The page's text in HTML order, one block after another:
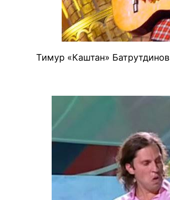
Тимур «Каштан» Батрутдинов